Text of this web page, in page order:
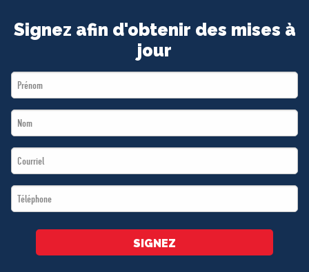
Signez afin d'obtenir des mises à
jour
First
Name
Last
Name
Email
*
Téléphone
*
SIGNEZ